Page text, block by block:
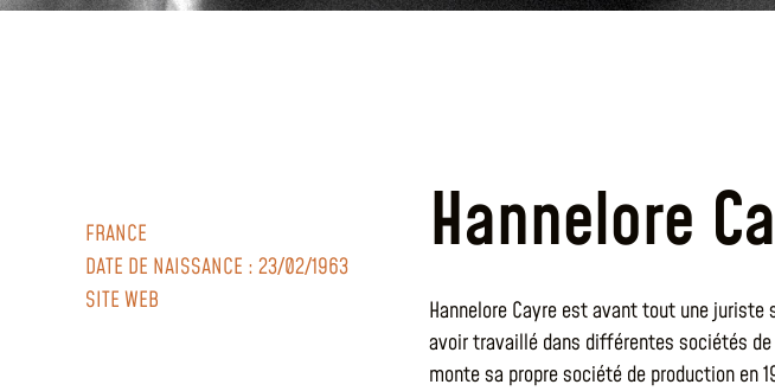
FRANCE
DATE DE NAISSANCE : 23/02/1963
SITE WEB
Hannelore
Hannelore Cayre est avant tout une
avoir travaillé dans différentes sociétés
monte sa propre société de production en